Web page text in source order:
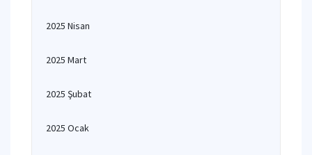
2025 Nisan
2025 Mart
2025 Şubat
2025 Ocak